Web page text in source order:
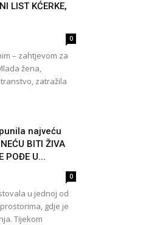
LIST KĆERKE,
0
– zahtjevom za
žena,
zatražila
najveću
BITI ŽIVA
POĐE U...
0
u jednoj od
gdje je
Tijekom